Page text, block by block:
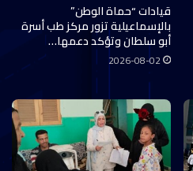
قيادات “حماة الوطن”
بالإسماعيلية تزور مركز طب أسرة
أبو سلطان وتؤكد دعمها…
2026-08-02